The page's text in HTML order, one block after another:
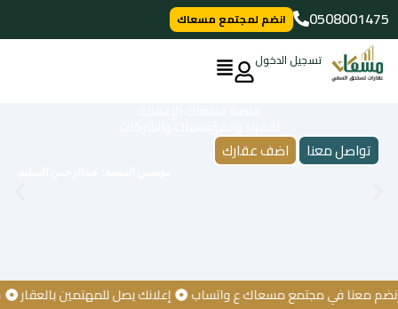
تخطي
إلى
المحتوى
0508001475
انضم لمجتمع مسعاك
تسجيل الدخول
تواصل معنا اضف عقارك
في مجتمع مسعاك ع واتساب إعلانك يصل للمهتمين بالعقار كن